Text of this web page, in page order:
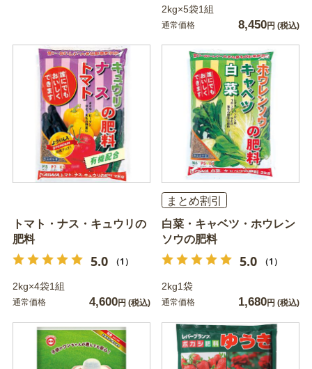
2kg×5袋1組
通常価格 8,450円 (税込)
トマト・ナス・キュウリの
肥料
5.0 （1）
2kg×4袋1組
通常価格 4,600円 (税込)
まとめ割引
白菜・キャベツ・ホウレン
ソウの肥料
5.0 （1）
2kg1袋
通常価格 1,680円 (税込)